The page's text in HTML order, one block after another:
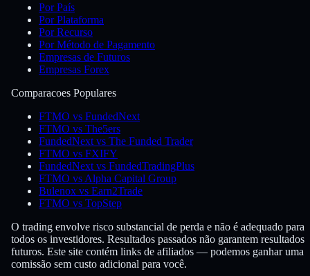
Por País
Por Plataforma
Por Recurso
Por Método de Pagamento
Empresas de Futuros
Empresas Forex
Comparacoes Populares
FTMO vs FundedNext
FTMO vs The5ers
FundedNext vs The Funded Trader
FTMO vs FXIFY
FundedNext vs FundedTradingPlus
FTMO vs Alpha Capital Group
Bulenox vs Earn2Trade
FTMO vs TopStep
O trading envolve risco substancial de perda e não é adequado para
todos os investidores. Resultados passados não garantem resultados
futuros. Este site contém links de afiliados — podemos ganhar uma
comissão sem custo adicional para você.